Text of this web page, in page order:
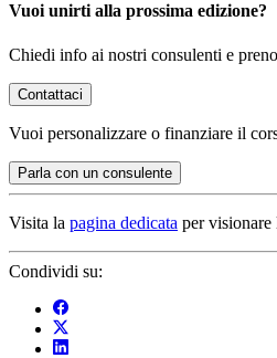
Vuoi unirti alla prossima edizione?
Chiedi info ai nostri consulenti e
Contattaci
Vuoi personalizzare o finanziare il
Parla con un consulente
Visita la pagina dedicata per
Condividi su: